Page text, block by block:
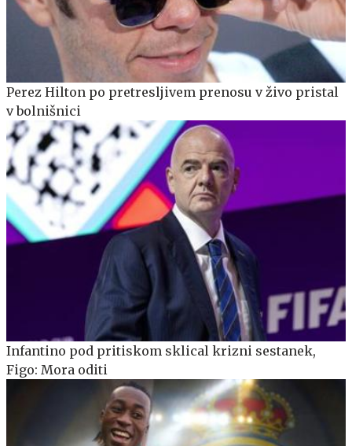
Perez Hilton po pretresljivem prenosu v živo pristal
v bolnišnici
Infantino pod pritiskom sklical krizni sestanek,
Figo: Mora oditi